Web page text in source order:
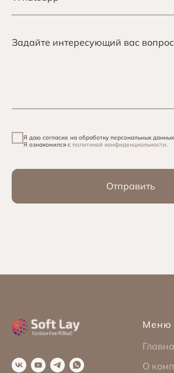
Задайте интересующий вас вопрос
Я даю согласие на обработку персональных данных.
Я ознакомился с политикой конфиденциальности.
Отправить
Меню
О